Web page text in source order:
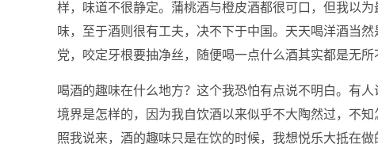
样，味道不很静定。蒲桃酒与橙皮酒都很可口，但我以
味，至于酒则很有工夫，决不下于中国。天天喝洋酒当
党，咬定牙根要抽净丝，随便喝一点什么酒其实都是无所
喝酒的趣味在什么地方？这个我恐怕有点说不明白。有
境界是怎样的，因为我自饮酒以来似乎不大陶然过，不
照我说来，酒的趣味只是在饮的时候，我想悦乐大抵在